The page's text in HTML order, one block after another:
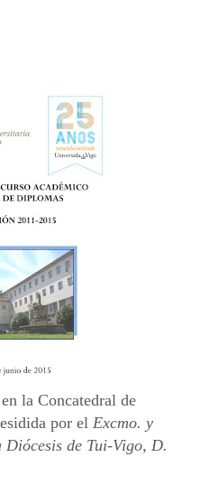
la Concatedral de
por elExcmo. y
Diócesis de Tui-Vigo, D.